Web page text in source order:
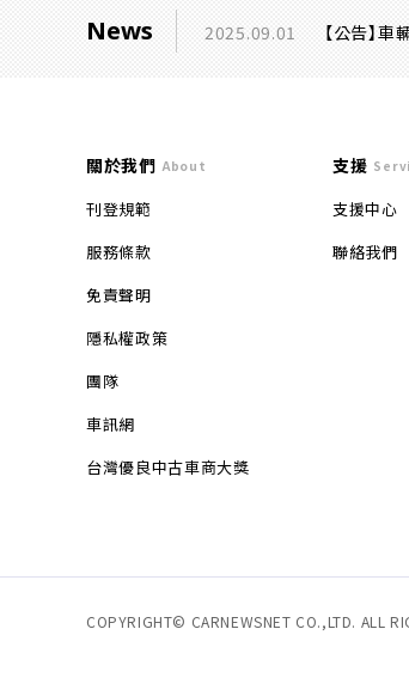
News 2025.09.01 【公告】
關於我們 About
刊登規範
服務條款
免責聲明
隱私權政策
團隊
車訊網
台灣優良中古車商大獎
支援
支援中心
聯絡我們
COPYRIGHT© CARNEWSNET CO.,LTD. ALL